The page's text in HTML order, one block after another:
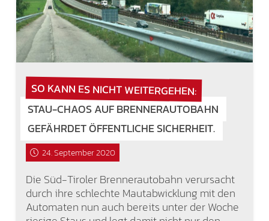
SO KANN ES NICHT WEITERGEHEN:
STAU-CHAOS AUF BRENNERAUTOBAHN
GEFÄHRDET ÖFFENTLICHE SICHERHEIT.
24. September 2020
Die Süd-Tiroler Brennerautobahn verursacht
durch ihre schlechte Mautabwicklung mit den
Automaten nun auch bereits unter der Woche